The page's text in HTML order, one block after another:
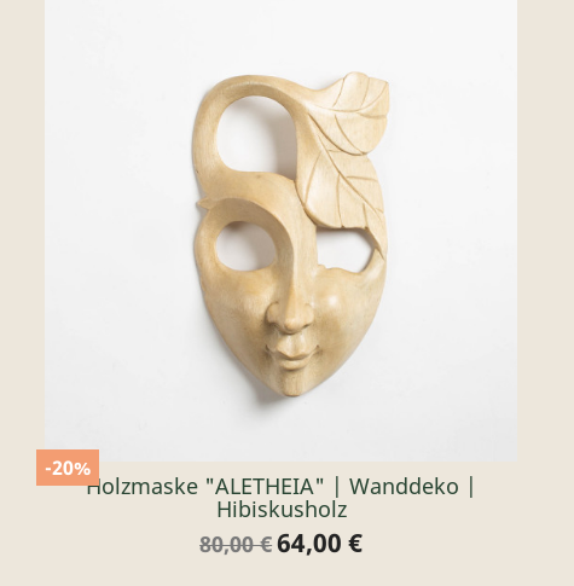
Holzmaske "ALETHEIA" | Wanddeko |
Hibiskusholz
Verkaufspreis
80,00 €
-20%
Preis
64,00 €